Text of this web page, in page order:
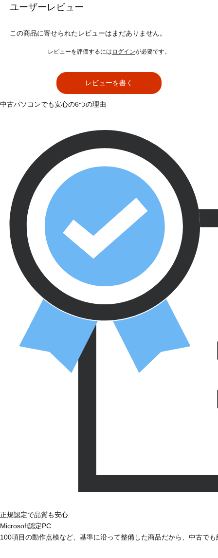
ユーザーレビュー
この商品に寄せられたレビューはまだありません。
レビューを評価するには ログインが必要です。
レビューを書く
中古パソコンでも安心の6つの理由
正規認定で品質も安心
Microsoft認定PC
100項目の動作点検など、基準に沿って整備した商品だから、中古で